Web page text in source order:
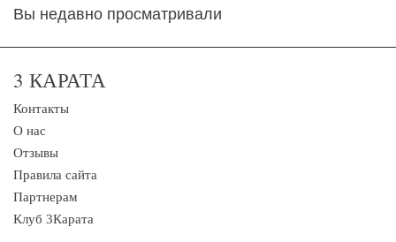
Вы недавно просматривали
3 КАРАТА
Контакты
О нас
Отзывы
Правила сайта
Партнерам
Клуб 3Карата